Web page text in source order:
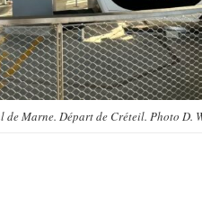
de Marne. Départ de Créteil. Photo D.